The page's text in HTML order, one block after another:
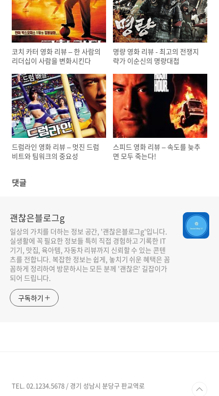
코치 카터 영화 리뷰 – 한 사람의
리더십이 사람을 변화시킨다
명량 영화 리뷰 - 최고의 전쟁지
략가 이순신의 명량대첩
드럼라인 영화 리뷰 – 멋진 드럼
비트와 팀워크의 중요성
스피드 영화 리뷰 – 속도를 늦추
면 모두 죽는다!
댓글
괜찮은블로그g
일상의 가치를 더하는 정보 공간, '괜찮은블로그g'입니다.
실생활에 꼭 필요한 정보들 특히 직접 경험하고 기록한 IT
기기, 맛집, 육아템, 자동차 리뷰까지 신뢰할 수 있는 콘텐
츠를 전합니다. 복잡한 정보는 쉽게, 놓치기 쉬운 혜택은 꼼
꼼하게 정리하여 방문하시는 모든 분께 '괜찮은' 길잡이가
되어 드립니다.
구독하기
TEL. 02.1234.5678 / 경기 성남시 분당구 판교역로